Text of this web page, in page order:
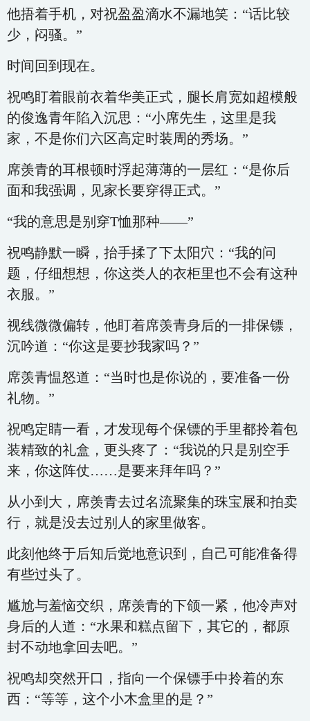
他捂着手机，对祝盈盈滴水不漏地笑：“话比较
少，闷骚。”
时间回到现在。
祝鸣盯着眼前衣着华美正式，腿长肩宽如超模般
的俊逸青年陷入沉思：“小席先生，这里是我
家，不是你们六区高定时装周的秀场。”
席羡青的耳根顿时浮起薄薄的一层红：“是你后
面和我强调，见家长要穿得正式。”
“我的意思是别穿T恤那种——”
祝鸣静默一瞬，抬手揉了下太阳穴：“我的问
题，仔细想想，你这类人的衣柜里也不会有这种
衣服。”
视线微微偏转，他盯着席羡青身后的一排保镖，
沉吟道：“你这是要抄我家吗？”
席羡青愠怒道：“当时也是你说的，要准备一份
礼物。”
祝鸣定睛一看，才发现每个保镖的手里都拎着包
装精致的礼盒，更头疼了：“我说的只是别空手
来，你这阵仗……是要来拜年吗？”
从小到大，席羡青去过名流聚集的珠宝展和拍卖
行，就是没去过别人的家里做客。
此刻他终于后知后觉地意识到，自己可能准备得
有些过头了。
尴尬与羞恼交织，席羡青的下颌一紧，他冷声对
身后的人道：“水果和糕点留下，其它的，都原
封不动地拿回去吧。”
祝鸣却突然开口，指向一个保镖手中拎着的东
西：“等等，这个小木盒里的是？”